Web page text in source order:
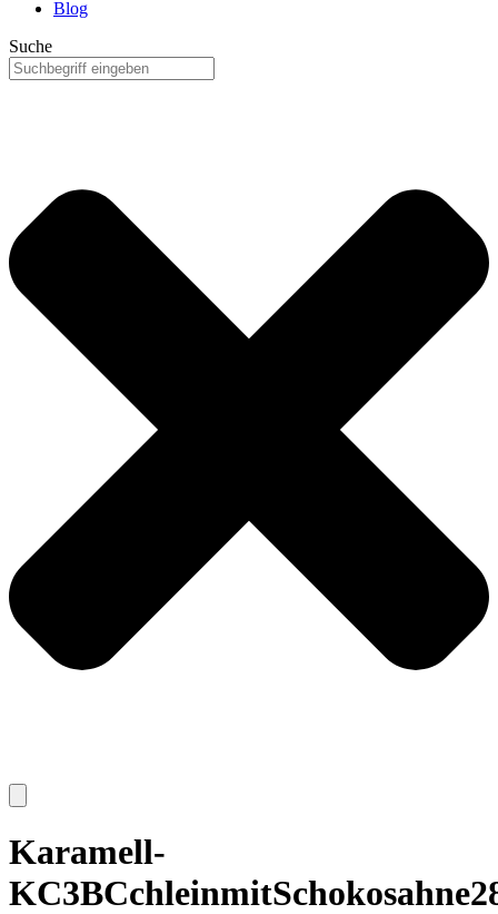
Blog
Suche
Karamell-